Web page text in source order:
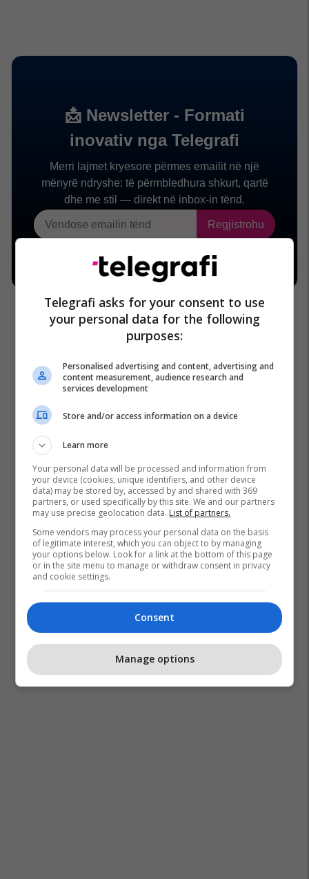
Telegrafi asks for your consent to use
your personal data for the following
purposes:
Personalised advertising and content, advertising and
content measurement, audience research and
services development
Store and/or access information on a device
Learn more
Your personal data will be processed and information from
your device (cookies, unique identifiers, and other device
data) may be stored by, accessed by and shared with 369
partners, or used specifically by this site. We and our partners
may use precise geolocation data. List of partners.
Some vendors may process your personal data on the basis
of legitimate interest, which you can object to by managing
your options below. Look for a link at the bottom of this page
or in the site menu to manage or withdraw consent in privacy
and cookie settings.
Consent
Manage options